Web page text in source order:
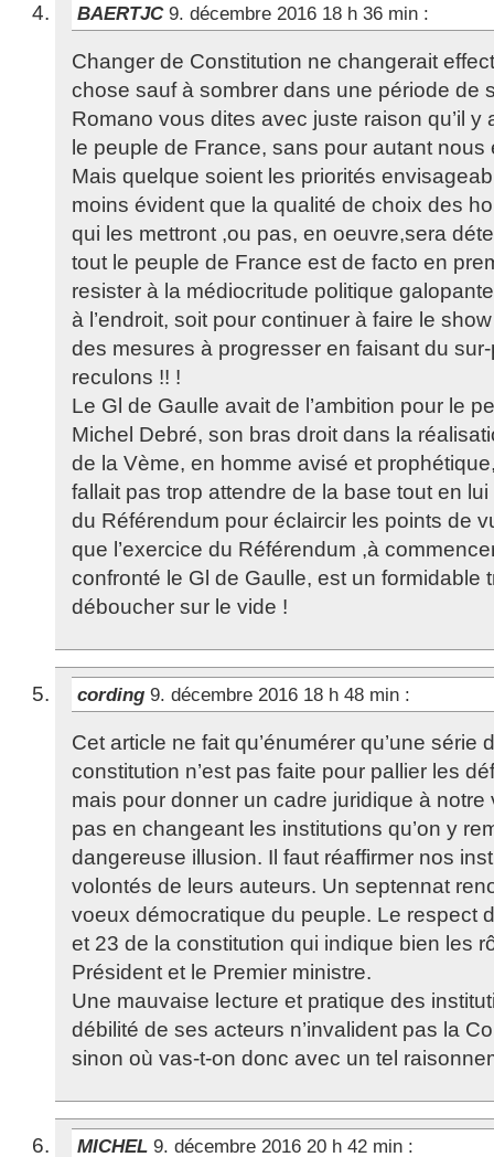
BAERTJC 9. décembre 2016 18 h 36 min :
Changer de Constitution ne changerait
chose sauf à sombrer dans une période de
Romano vous dites avec juste raison qu’il y
le peuple de France, sans pour autant nous
Mais quelque soient les priorités
moins évident que la qualité de choix des
qui les mettront ,ou pas, en oeuvre,sera
tout le peuple de France est de facto en
resister à la médiocritude politique
à l’endroit, soit pour continuer à faire le
des mesures à progresser en faisant du
reculons !! !
Le Gl de Gaulle avait de l’ambition pour le
Michel Debré, son bras droit dans la
de la Vème, en homme avisé et
fallait pas trop attendre de la base tout en
du Référendum pour éclaircir les points de
que l’exercice du Référendum ,à
confronté le Gl de Gaulle, est un formidable
déboucher sur le vide !
cording 9. décembre 2016 18 h 48 min :
Cet article ne fait qu’énumérer qu’une série
constitution n’est pas faite pour pallier les
mais pour donner un cadre juridique à notre
pas en changeant les institutions qu’on y
dangereuse illusion. Il faut réaffirmer nos
volontés de leurs auteurs. Un septennat
voeux démocratique du peuple. Le respect
et 23 de la constitution qui indique bien les
Président et le Premier ministre.
Une mauvaise lecture et pratique des
débilité de ses acteurs n’invalident pas la
sinon où vas-t-on donc avec un tel
MICHEL 9. décembre 2016 20 h 42 min :